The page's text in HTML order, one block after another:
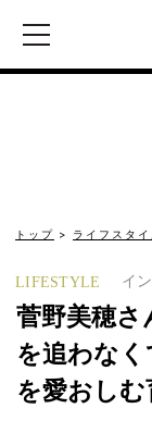
トップ ライフスタイ
LIFESTYLE イ
菅野美穂さ
を追わな
を愛おしむ